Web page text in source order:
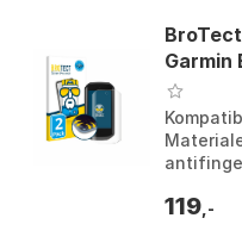
Garmin
119 ,-